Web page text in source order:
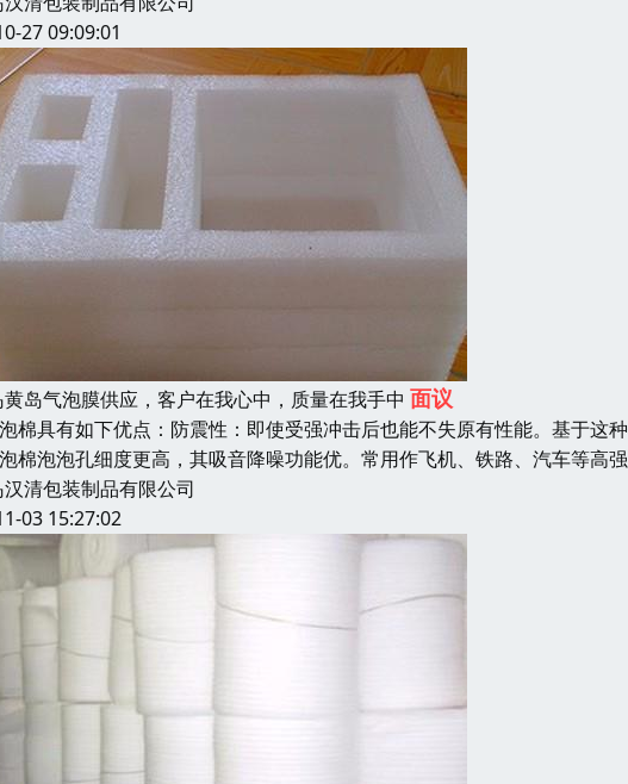
27 09:09:01
岛气泡膜供应，客户在我心中，质量在我手中 面议
棉具有如下优点：防震性：即使受强冲击后也能不失原有性能。基于这
棉泡泡孔细度更高，其吸音降噪功能优。常用作飞机、铁路、汽车等高
清包装制品有限公司
03 15:27:02